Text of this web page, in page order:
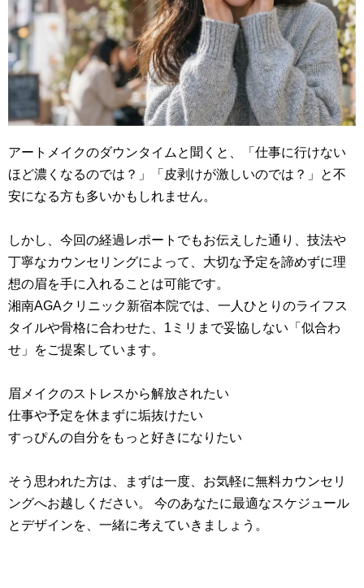
アートメイクのダウンタイムと聞くと、「仕事に行けない
ほど濃くなるのでは？」「皮剥けが激しいのでは？」と不
安になる方も多いかもしれません。
しかし、今回の経過レポートでもお伝えした通り、技法や
丁寧なカウンセリングによって、大切な予定を諦めずに理
想の眉を手に入れることは可能です。
湘南AGAクリニック新宿本院では、一人ひとりのライフス
タイルや骨格に合わせた、1ミリまで妥協しない「似合わ
せ」をご提案しています。
眉メイクのストレスから解放されたい
仕事や予定を休まずに垢抜けたい
すっぴんの自分をもっと好きになりたい
そう思われた方は、まずは一度、お気軽に無料カウンセリ
ングへお越しください。 今のあなたに最適なスケジュール
とデザインを、一緒に考えていきましょう。